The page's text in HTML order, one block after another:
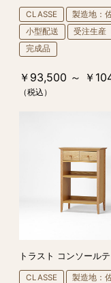
CLASSE
製造地：
小型配送
受注生産
完成品
￥93,500 ～ ￥
（税込）
トラスト コンソール
CLASSE
製造地：